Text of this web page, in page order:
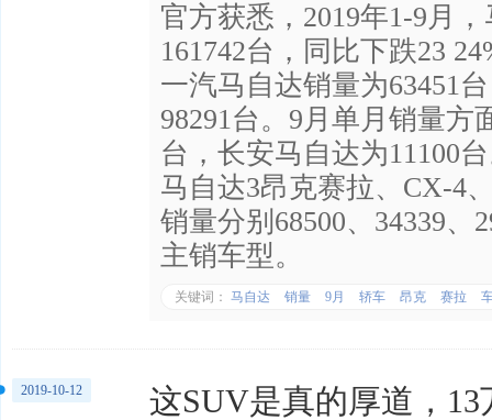
官方获悉，2019年1-9月
161742台，同比下跌23
一汽马自达销量为63451
98291台。9月单月销量方
台，长安马自达为11100
马自达3昂克赛拉、CX-4
销量分别68500、34339、
主销车型。
关键词： 马自达 销量 9月 轿车 昂克 赛拉
这SUV是真的厚道，13
2019-10-12